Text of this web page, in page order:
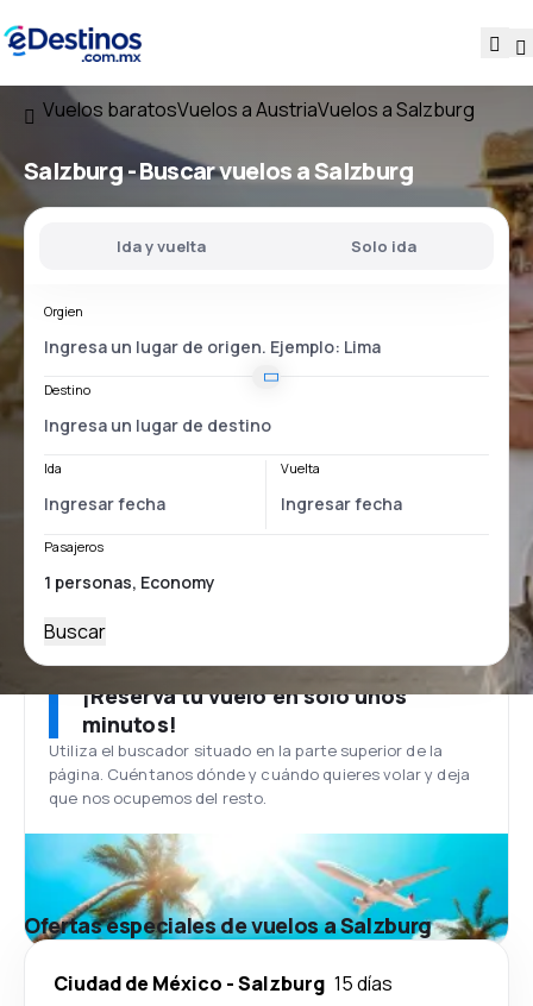
Vuelos baratosVuelos a AustriaVuelos a Salzburg
Salzburg - Buscar vuelos a Salzburg
Ida y vuelta Solo ida
Orgien
Destino
Ida Vuelta
Pasajeros
Buscar
¡Reserva tu vuelo en solo unos
minutos!
Utiliza el buscador situado en la parte superior de la
página. Cuéntanos dónde y cuándo quieres volar y deja
que nos ocupemos del resto.
Ofertas especiales de vuelos a Salzburg
Ciudad de México -Salzburg 15 días